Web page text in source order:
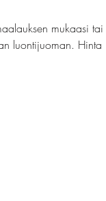
mukaasi
luontijuoman. Hinta